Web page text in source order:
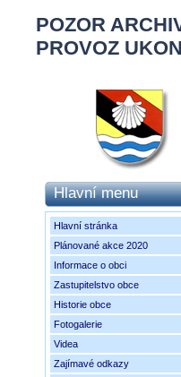
POZOR
PROVOZ
Hlavní menu
Hlavní stránka
Plánované akce 2020
Informace o obci
Zastupitelstvo obce
Historie obce
Fotogalerie
Videa
Zajímavé odkazy